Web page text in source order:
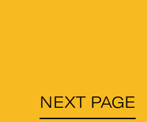
NEXT PAGE